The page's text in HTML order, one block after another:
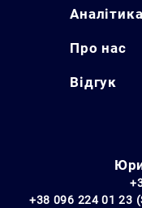
Аналітика
Про нас
Відгук
+38 096 224 01 23